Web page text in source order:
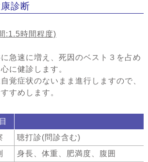
診断
:1.5時間程度)
急速に増え、死因のベスト３を占め
に健診します。
覚症状のないまま進行しますので、
すめします。
聴打診(問診含む)
身長、体重、肥満度、腹囲